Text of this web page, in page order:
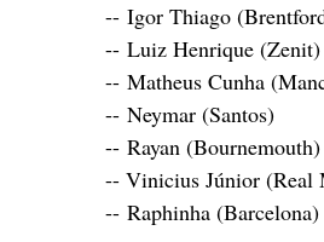
-- Igor Thiago
-- Luiz Henrique (Zenit)
-- Matheus Cunha
-- Neymar (Santos)
-- Rayan (Bournemouth)
-- Vinicius Júnior (Real
-- Raphinha (Barcelona)